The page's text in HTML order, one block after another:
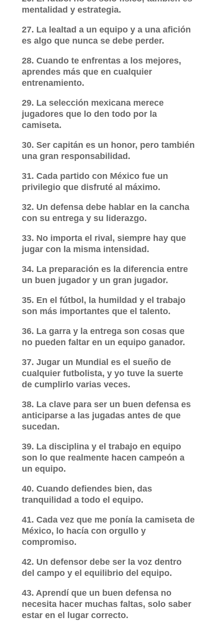
mentalidad y estrategia.
27. La lealtad a un equipo y a una afición
es algo que nunca se debe perder.
28. Cuando te enfrentas a los mejores,
aprendes más que en cualquier
entrenamiento.
29. La selección mexicana merece
jugadores que lo den todo por la
camiseta.
30. Ser capitán es un honor, pero también
una gran responsabilidad.
31. Cada partido con México fue un
privilegio que disfruté al máximo.
32. Un defensa debe hablar en la cancha
con su entrega y su liderazgo.
33. No importa el rival, siempre hay que
jugar con la misma intensidad.
34. La preparación es la diferencia entre
un buen jugador y un gran jugador.
35. En el fútbol, la humildad y el trabajo
son más importantes que el talento.
36. La garra y la entrega son cosas que
no pueden faltar en un equipo ganador.
37. Jugar un Mundial es el sueño de
cualquier futbolista, y yo tuve la suerte
de cumplirlo varias veces.
38. La clave para ser un buen defensa es
anticiparse a las jugadas antes de que
sucedan.
39. La disciplina y el trabajo en equipo
son lo que realmente hacen campeón a
un equipo.
40. Cuando defiendes bien, das
tranquilidad a todo el equipo.
41. Cada vez que me ponía la camiseta de
México, lo hacía con orgullo y
compromiso.
42. Un defensor debe ser la voz dentro
del campo y el equilibrio del equipo.
43. Aprendí que un buen defensa no
necesita hacer muchas faltas, solo saber
estar en el lugar correcto.